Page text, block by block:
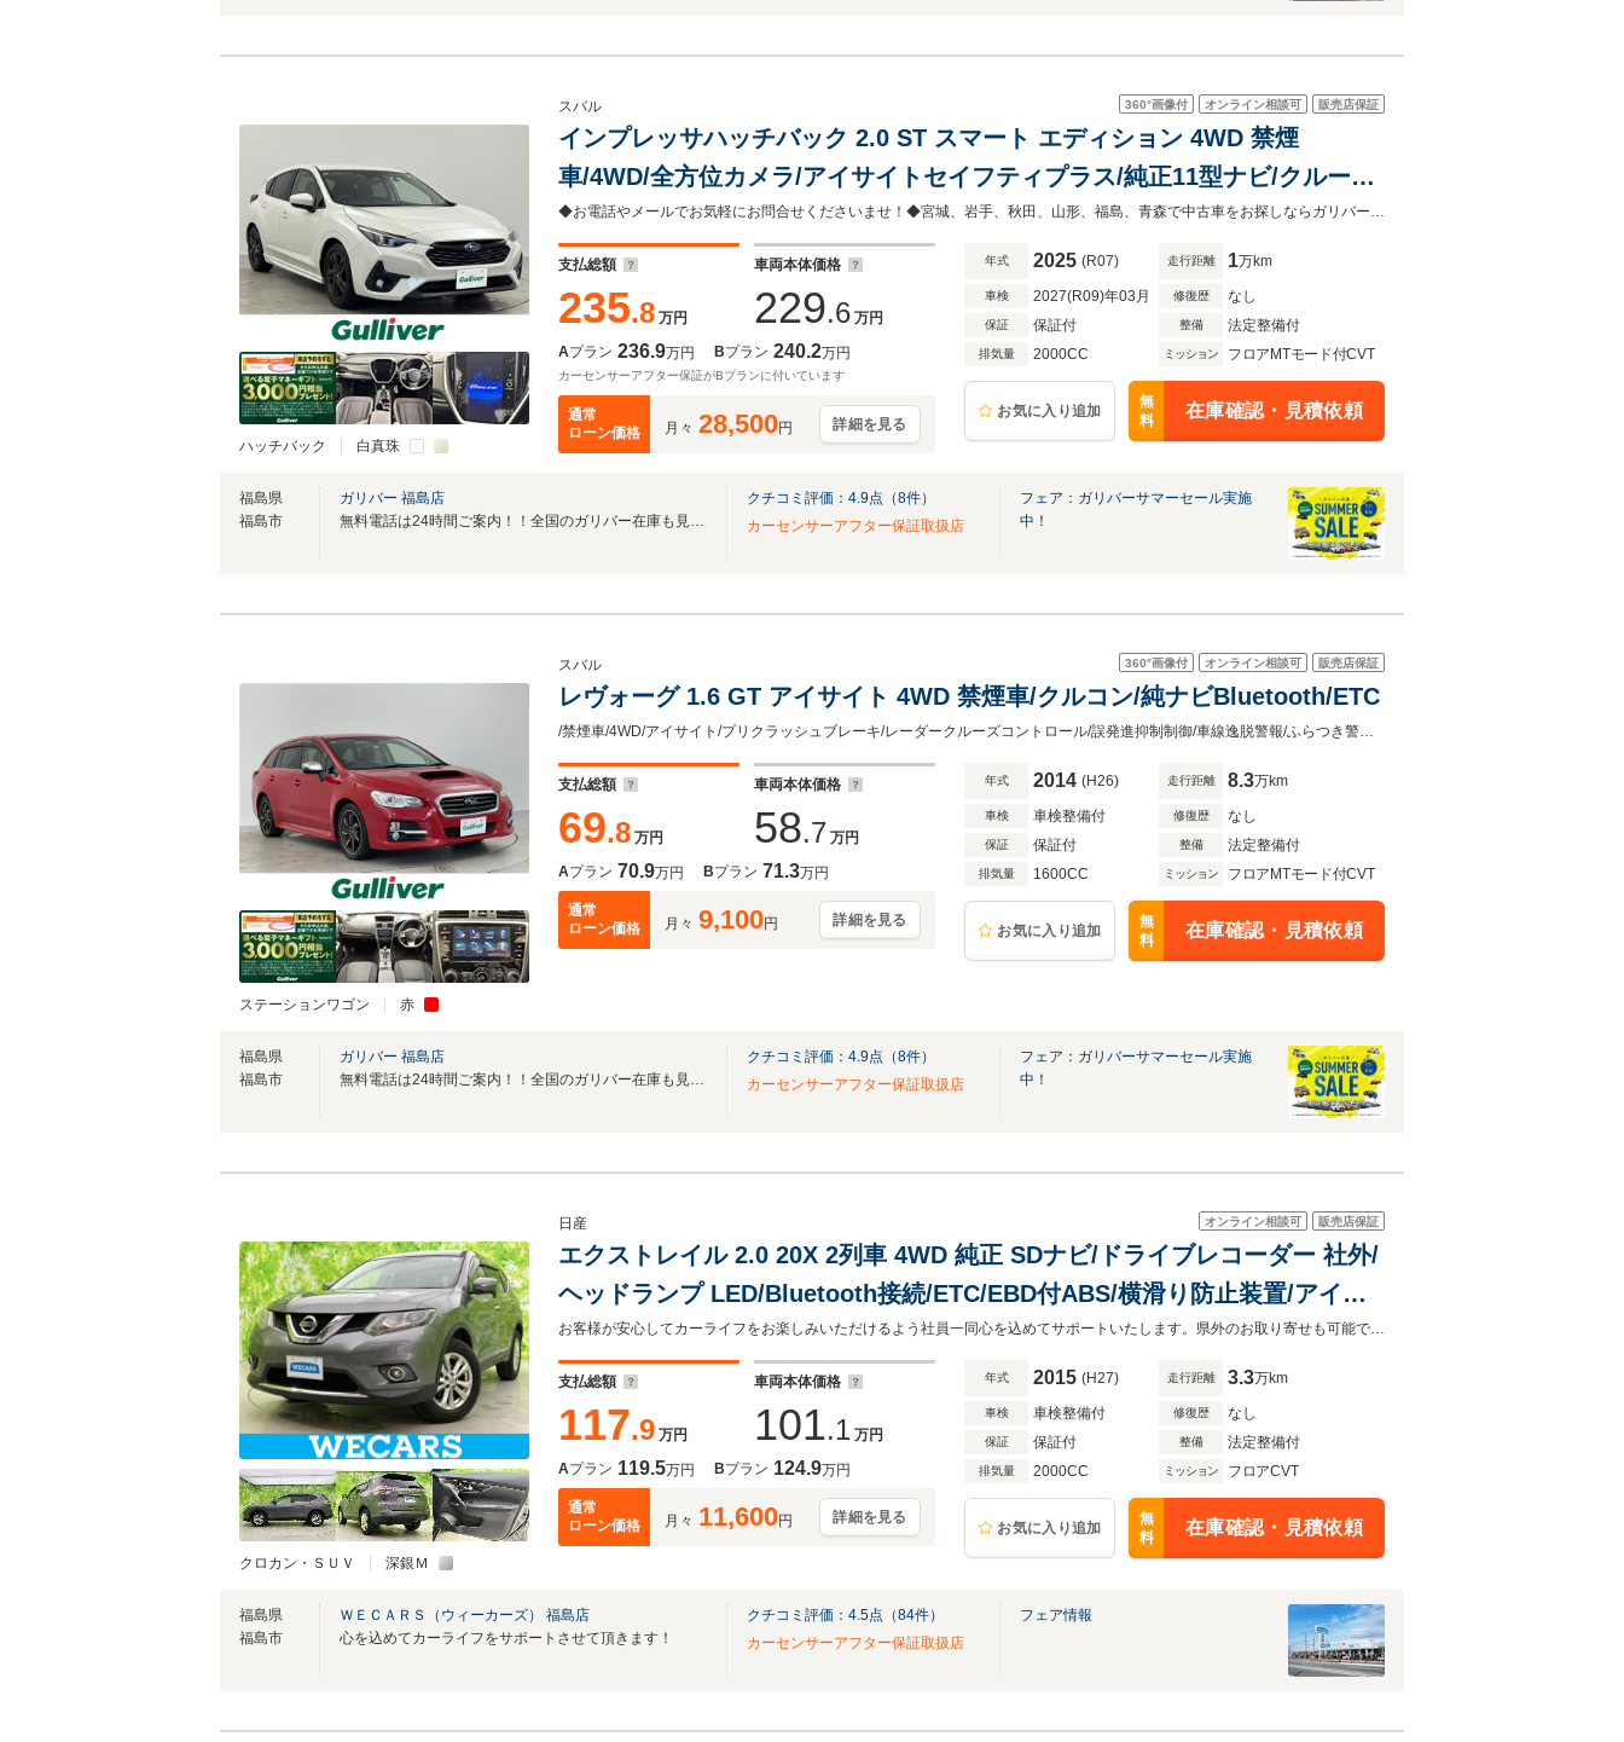
ハッチバック 白真珠
360°画像付 オンライン相談可 販売店保証
スバル
インプレッサハッチバック 2.0 ST スマート エディション 4WD 禁煙
車/4WD/全方位カメラ/アイサイトセイフティプラス/純正11型ナビ/クルーズ
コントロール/前席シートヒーター/前席パワーシート/シートメモリ/ステアリ
ングヒーター/ドラレコ/ETC/パドルシフト
◆お電話やメールでお気軽にお問合せくださいませ！◆宮城、岩手、秋田、山形、福島、青森で中古車をお探しならガリバーへ！
支払総額
235.8 万円
車両本体価格
229.6 万円
Aプラン 236.9万円 Bプラン 240.2万円
カーセンサーアフター保証がBプランに付いています
通常
ローン価格
月々 28,500円 詳細を見る
年式 2025 (R07) 走行距離 1万km
車検 2027(R09)年03月 修復歴 なし
保証 保証付 整備 法定整備付
排気量 2000CC ミッション フロアMTモード付CVT
お気に入り追加
無
料
在庫確認・見積依頼
福島県
福島市
ガリバー 福島店
無料電話は24時間ご案内！！全国のガリバー在庫も見たい方は一括照会が可能です！
クチコミ評価： 4.9点（8件）
カーセンサーアフター保証取扱店
フェア：ガリバーサマーセール実施
中！
ステーションワゴン 赤
360°画像付 オンライン相談可 販売店保証
スバル
レヴォーグ 1.6 GT アイサイト 4WD 禁煙車/クルコン/純ナビBluetooth/ETC
/禁煙車/4WD/アイサイト/プリクラッシュブレーキ/レーダークルーズコントロール/誤発進抑制制御/車線逸脱警報/ふらつき警報/純正ナビ（CN-LR700D）/Bluetooth・フルセグTV/純正17インチ
支払総額
69.8 万円
車両本体価格
58.7 万円
Aプラン 70.9万円 Bプラン 71.3万円
通常
ローン価格
月々 9,100円 詳細を見る
年式 2014 (H26) 走行距離 8.3万km
車検 車検整備付 修復歴 なし
保証 保証付 整備 法定整備付
排気量 1600CC ミッション フロアMTモード付CVT
お気に入り追加
無
料
在庫確認・見積依頼
福島県
福島市
ガリバー 福島店
無料電話は24時間ご案内！！全国のガリバー在庫も見たい方は一括照会が可能です！
クチコミ評価： 4.9点（8件）
カーセンサーアフター保証取扱店
フェア：ガリバーサマーセール実施
中！
クロカン・ＳＵＶ 深銀Ｍ
オンライン相談可 販売店保証
日産
エクストレイル 2.0 20X 2列車 4WD 純正 SDナビ/ドライブレコーダー 社外/
ヘッドランプ LED/Bluetooth接続/ETC/EBD付ABS/横滑り防止装置/アイド
リングストップ/バックモニター/フルセグTV/DVD
お客様が安心してカーライフをお楽しみいただけるよう社員一同心を込めてサポートいたします。県外のお取り寄せも可能です！是非お気軽にご相談ください。
支払総額
117.9 万円
車両本体価格
101.1 万円
Aプラン 119.5万円 Bプラン 124.9万円
通常
ローン価格
月々 11,600円 詳細を見る
年式 2015 (H27) 走行距離 3.3万km
車検 車検整備付 修復歴 なし
保証 保証付 整備 法定整備付
排気量 2000CC ミッション フロアCVT
お気に入り追加
無
料
在庫確認・見積依頼
福島県
福島市
ＷＥＣＡＲＳ（ウィーカーズ） 福島店
心を込めてカーライフをサポートさせて頂きます！
クチコミ評価： 4.5点（84件）
カーセンサーアフター保証取扱店
フェア情報